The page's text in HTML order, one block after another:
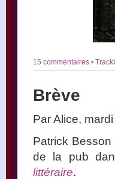
15 commentaires •
Brève
Par Alice,
Patrick
de la pub
littéraire.